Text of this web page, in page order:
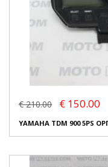
€ 210.00 € 150.00
YAMAHA TDM 900 5PS